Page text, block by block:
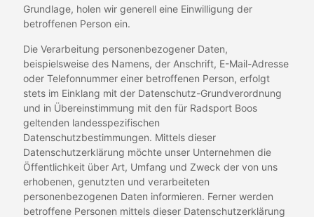
Grundlage, holen wir generell eine Einwilligung der
betroffenen Person ein.
Die Verarbeitung personenbezogener Daten,
beispielsweise des Namens, der Anschrift, E-Mail-Adresse
oder Telefonnummer einer betroffenen Person, erfolgt
stets im Einklang mit der Datenschutz-Grundverordnung
und in Übereinstimmung mit den für Radsport Boos
geltenden landesspezifischen
Datenschutzbestimmungen. Mittels dieser
Datenschutzerklärung möchte unser Unternehmen die
Öffentlichkeit über Art, Umfang und Zweck der von uns
erhobenen, genutzten und verarbeiteten
personenbezogenen Daten informieren. Ferner werden
betroffene Personen mittels dieser Datenschutzerklärung